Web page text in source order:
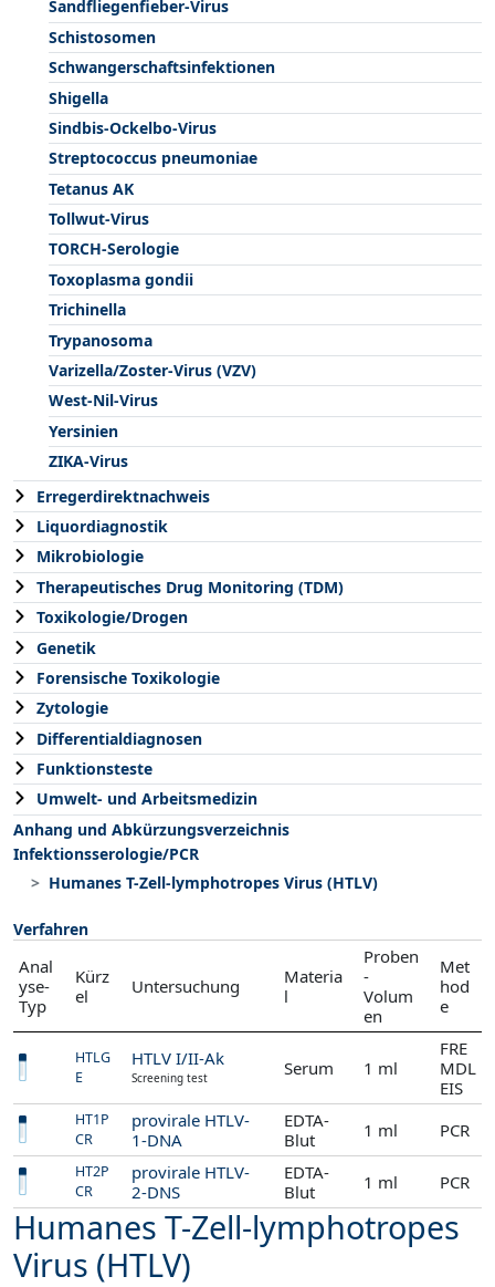
Sandfliegenfieber-Virus
Schistosomen
Schwangerschaftsinfektionen
Shigella
Sindbis-Ockelbo-Virus
Streptococcus pneumoniae
Tetanus AK
Tollwut-Virus
TORCH-Serologie
Toxoplasma gondii
Trichinella
Trypanosoma
Varizella/Zoster-Virus (VZV)
West-Nil-Virus
Yersinien
ZIKA-Virus
Erregerdirektnachweis
Liquordiagnostik
Mikrobiologie
Therapeutisches Drug Monitoring (TDM)
Toxikologie/Drogen
Genetik
Forensische Toxikologie
Zytologie
Differentialdiagnosen
Funktionsteste
Umwelt- und Arbeitsmedizin
Anhang und Abkürzungsverzeichnis
Infektionsserologie/PCR
Humanes T-Zell-lymphotropes Virus (HTLV)
Verfahren
Anal
yse-
Typ
Kürz
el
Untersuchung
Materia
l
Proben
-
Volum
en
Met
hod
e
HTLG
E
HTLV I/II-Ak
Screening test Serum 1 ml
FRE
MDL
EIS
HT1P
CR
provirale HTLV-
1-DNA
EDTA-
Blut
1 ml PCR
HT2P
CR
provirale HTLV-
2-DNS
EDTA-
Blut
1 ml PCR
Humanes T-Zell-lymphotropes
Virus (HTLV)